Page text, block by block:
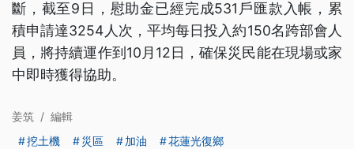
斷，截至9日，慰助金已經完成531戶匯款入帳，累
積申請達3254人次，平均每日投入約150名跨部會人
員，將持續運作到10月12日，確保災民能在現場或家
中即時獲得協助。
姜筑 / 編輯
挖土機
災區 加油
花蓮光復鄉